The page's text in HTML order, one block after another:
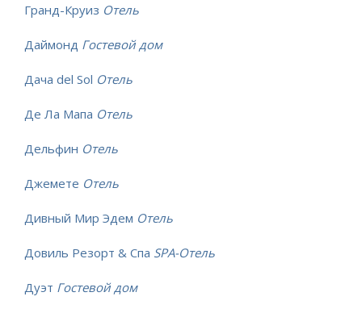
Гранд-Круиз Отель
Даймонд Гостевой дом
Дача del Sol Отель
Де Ла Мапа Отель
Дельфин Отель
Джемете Отель
Дивный Мир Эдем Отель
Довиль Резорт & Спа SPA-Отель
Дуэт Гостевой дом